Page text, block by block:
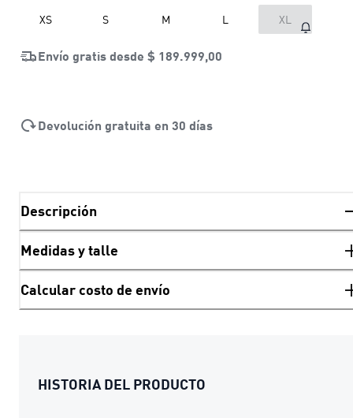
XS S M L XL
Envío gratis desde $ 189.999,00
Devolución gratuita en 30 días
Descripción
Medidas y talle
Calcular costo de envío
HISTORIA DEL PRODUCTO